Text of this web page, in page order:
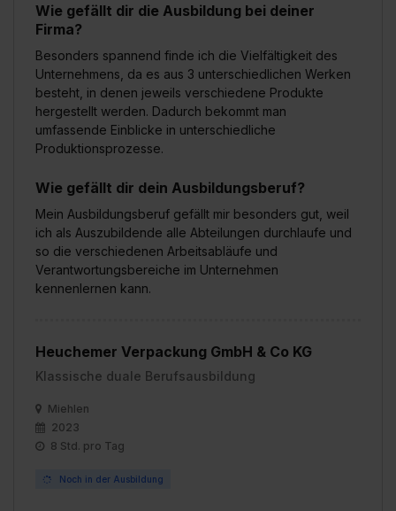
Wie gefällt dir die Ausbildung bei deiner
Firma?
Besonders spannend finde ich die Vielfältigkeit des
Unternehmens, da es aus 3 unterschiedlichen Werken
besteht, in denen jeweils verschiedene Produkte
hergestellt werden. Dadurch bekommt man
umfassende Einblicke in unterschiedliche
Produktionsprozesse.
Wie gefällt dir dein Ausbildungsberuf?
Mein Ausbildungsberuf gefällt mir besonders gut, weil
ich als Auszubildende alle Abteilungen durchlaufe und
so die verschiedenen Arbeitsabläufe und
Verantwortungsbereiche im Unternehmen
kennenlernen kann.
Heuchemer Verpackung GmbH & Co KG
Klassische duale Berufsausbildung
Miehlen
2023
8 Std. pro Tag
Noch in der Ausbildung